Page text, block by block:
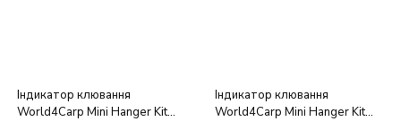
Індикатор клювання
World4Carp Mini Hanger Kit
Індикатор клювання
World4Carp Mini Hanger Kit